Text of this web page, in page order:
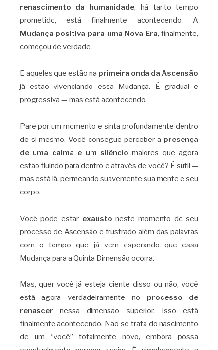
renascimento da humanidade, há tanto tempo
prometido, está finalmente acontecendo. A
Mudança positiva para uma Nova Era, finalmente,
começou de verdade.
E aqueles que estão na primeira onda da Ascensão
já estão vivenciando essa Mudança. É gradual e
progressiva — mas está acontecendo.
Pare por um momento e sinta profundamente dentro
de si mesmo. Você consegue perceber a presença
de uma calma e um silêncio maiores que agora
estão fluindo para dentro e através de você? É sutil —
mas está lá, permeando suavemente sua mente e seu
corpo.
Você pode estar exausto neste momento do seu
processo de Ascensão e frustrado além das palavras
com o tempo que já vem esperando que essa
Mudança para a Quinta Dimensão ocorra.
Mas, quer você já esteja ciente disso ou não, você
está agora verdadeiramente no processo de
renascer nessa dimensão superior. Isso está
finalmente acontecendo. Não se trata do nascimento
de um “você” totalmente novo, embora possa